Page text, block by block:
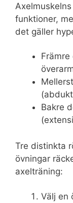
funktioner,
det gäller
Bakre
Tre distinkta
övningar
axelträning:
Välj en